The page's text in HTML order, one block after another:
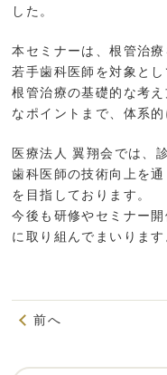
した。
本セミナーは、根管治
若手歯科医師を対象とし
根管治療の基礎的な考
なポイントまで、体系
医療法人 翼翔会では、
歯科医師の技術向上を
を目指しております。
今後も研修やセミナー
に取り組んでまいります
前へ